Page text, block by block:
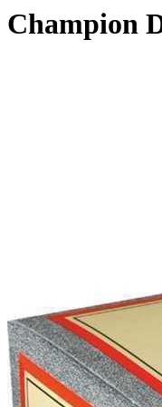
Champion